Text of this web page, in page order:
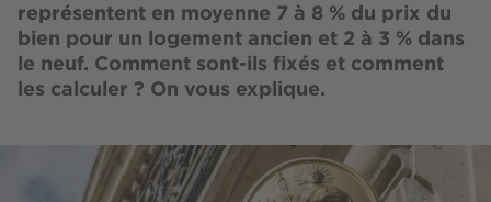
représentent en moyenne 7 à 8 % du prix du
bien pour un logement ancien et 2 à 3 % dans
le neuf. Comment sont-ils fixés et comment
les calculer ? On vous explique.